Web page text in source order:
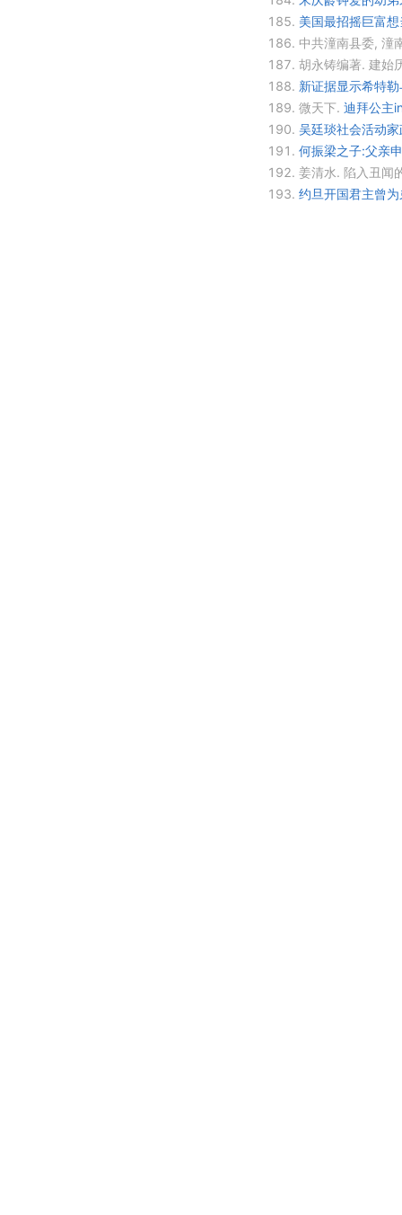
185. 美国最招摇巨富
186. 中共潼南县委, 潼
187. 胡永铸编著. 建始
188. 新证据显示希特
189. 微天下. 迪拜公主
190. 吴廷琰社会活动
191. 何振梁之子:父亲
192. 姜清水. 陷入丑闻
193. 约旦开国君主曾